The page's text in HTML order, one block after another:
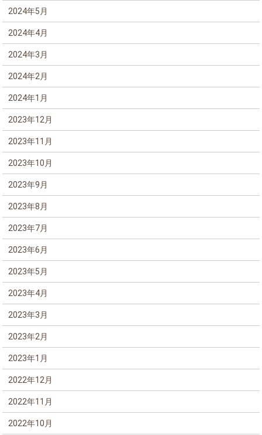
2024年5月
2024年4月
2024年3月
2024年2月
2024年1月
2023年12月
2023年11月
2023年10月
2023年9月
2023年8月
2023年7月
2023年6月
2023年5月
2023年4月
2023年3月
2023年2月
2023年1月
2022年12月
2022年11月
2022年10月